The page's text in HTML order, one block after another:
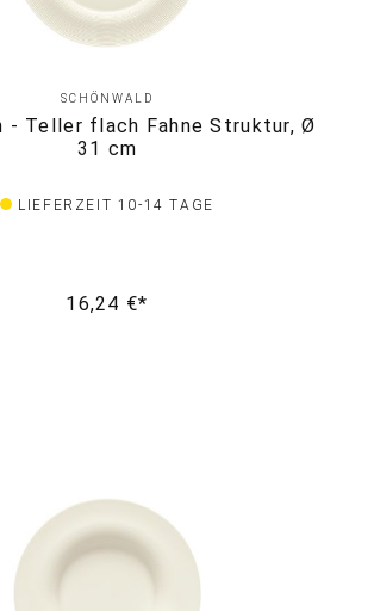
SCHÖNWALD
- Teller flach Fahne Struktur, Ø
31 cm
LIEFERZEIT 10-14 TAGE
16,24 €*